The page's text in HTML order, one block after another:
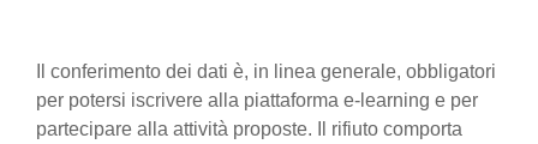
Il conferimento dei dati è, in linea generale, obbligatori
per potersi iscrivere alla piattaforma e-learning e per
partecipare alla attività proposte. Il rifiuto comporta